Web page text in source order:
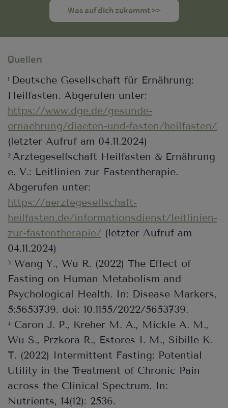
Was auf dich zukommt >>
Quellen
1 Deutsche Gesellschaft für Ernährung:
Heilfasten. Abgerufen unter:
https://www.dge.de/gesunde-
ernaehrung/diaeten-und-fasten/heilfasten/
(letzter Aufruf am 04.11.2024)
2 Ärztegesellschaft Heilfasten & Ernährung
e. V.: Leitlinien zur Fastentherapie.
Abgerufen unter:
https://aerztegesellschaft-
heilfasten.de/informationsdienst/leitlinien-
zur-fastentherapie/ (letzter Aufruf am
04.11.2024)
3 Wang Y., Wu R. (2022) The Effect of
Fasting on Human Metabolism and
Psychological Health. In: Disease Markers,
5:5653739. doi: 10.1155/2022/5653739.
4 Caron J. P., Kreher M. A., Mickle A. M.,
Wu S., Przkora R., Estores I. M., Sibille K.
T. (2022) Intermittent Fasting: Potential
Utility in the Treatment of Chronic Pain
across the Clinical Spectrum. In:
Nutrients, 14(12): 2536.